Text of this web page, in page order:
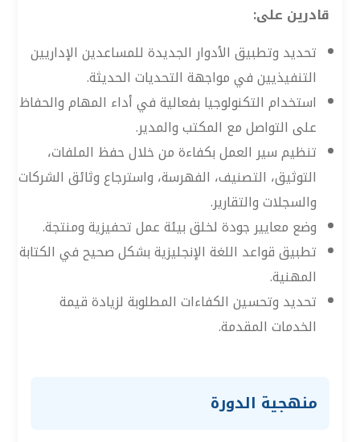
قادرين على:
تحديد وتطبيق الأدوار الجديدة للمساعدين الإداريين
التنفيذيين في مواجهة التحديات الحديثة.
استخدام التكنولوجيا بفعالية في أداء المهام والحفاظ
على التواصل مع المكتب والمدير.
تنظيم سير العمل بكفاءة من خلال حفظ الملفات،
التوثيق، التصنيف، الفهرسة، واسترجاع وثائق الشركات
والسجلات والتقارير.
وضع معايير جودة لخلق بيئة عمل تحفيزية ومنتجة.
تطبيق قواعد اللغة الإنجليزية بشكل صحيح في الكتابة
المهنية.
تحديد وتحسين الكفاءات المطلوبة لزيادة قيمة
الخدمات المقدمة.
منهجية الدورة